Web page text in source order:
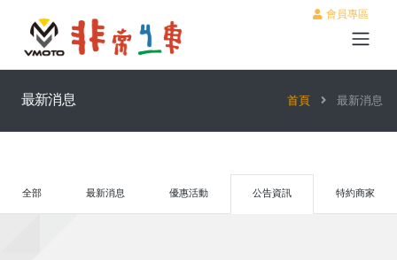
會員專區
最新消息 首頁 最新消息
全部 最新消息 優惠活動 公告資訊 特約商家